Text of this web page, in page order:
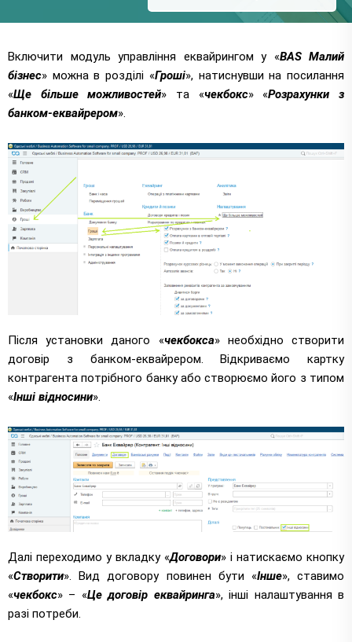
Включити модуль управління еквайрингом у «BAS Малий
бізнес» можна в розділі «Гроші», натиснувши на посилання
«Ще більше можливостей» та «чекбокс» «Розрахунки з
банком-еквайрером».
Після установки даного «чекбокса» необхідно створити
договір з банком-еквайрером. Відкриваємо картку
контрагента потрібного банку або створюємо його з типом
«Інші відносини».
Далі переходимо у вкладку «Договори» і натискаємо кнопку
«Створити». Вид договору повинен бути «Інше», ставимо
«чекбокс» – «Це договір еквайринга», інші налаштування в
разі потреби.